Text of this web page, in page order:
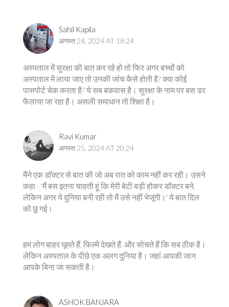
Sahil Kapila
अगस्त 24, 2024 AT 18:24
अस्पताल में सुरक्षा की बात कर रहे हो तो फिर अगर बच्चों को
अस्पताल में लाया जाए तो उनकी जांच कैसे होती है? क्या कोई
पासपोर्ट चेक करता है? ये सब बकवास है। सुरक्षा के नाम पर बस डर
फैलाया जा रहा है। असली समाधान तो शिक्षा है।
Ravi Kumar
अगस्त 25, 2024 AT 20:24
मैंने एक डॉक्टर से बात की जो अब रात को काम नहीं कर रही। उसने
कहा - 'मैं बस इतना चाहती हूं कि मेरी बेटी बड़ी होकर डॉक्टर बने,
लेकिन अगर ये दुनिया बनी रही तो मैं उसे नहीं भेजूंगी।' ये बात दिल
को छू गई।
हम लोग बाहर घूमते हैं, फिल्में देखते हैं, और सोचते हैं कि सब ठीक है।
लेकिन अस्पताल के पीछे एक अलग दुनिया है। जहां आपकी जान
आपके बिना जा सकती है।
ASHOK BANJARA